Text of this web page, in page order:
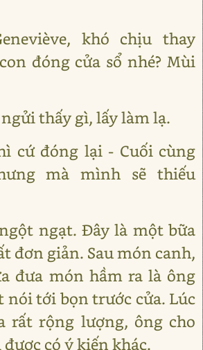
khó chịu thay
đóng cửa sổ nhé? Mùi
thấy gì, lấy làm lạ.
cứ đóng lại - Cuối cùng
mà mình sẽ thiếu
ngạt. Đây là một bữa
đơn giản. Sau món canh,
đưa món hầm ra là ông
nói tới bọn trước cửa. Lúc
rất rộng lượng, ông cho
có ý kiến khác.